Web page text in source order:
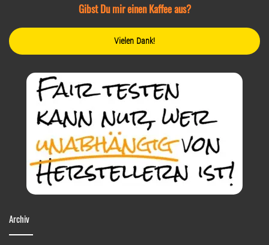
Gibst Du mir einen Kaffee aus?
Vielen Dank!
Archiv